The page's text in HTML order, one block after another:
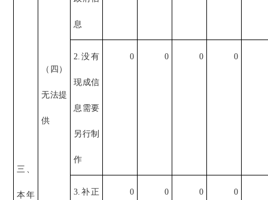
三、
本年
（四）
无法提
供
息
2.没有
现成信
息需要
另行制
作
0 0 0 0
3.补正 0 0 0 0